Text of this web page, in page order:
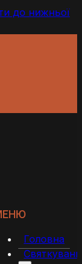
до нижньої
Головна